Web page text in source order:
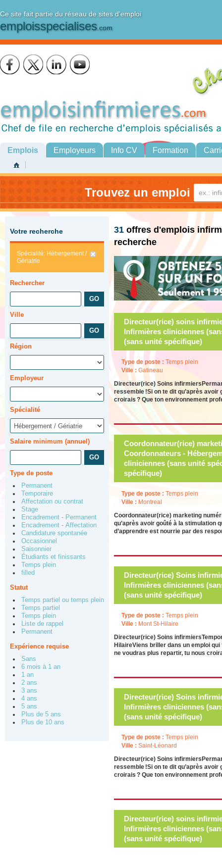
Ce site fait partie du réseau de sites d'emploi
emploisspecialises.com
Emplois Employeurs Info CV Formation
Trouvez un emploi
Votre recherche
Spécialité: Hébergement /
Gériatrie
Rechercher
Ville
Région
Employeur
Spécialité
Salaire minimum (annuel)
Type de poste
Permanent
Temporaire
Affectation ou contrat
Stage
Encadrement - Permanent
Encadrement - Affectation
Candidature spontanée
Occasionnel
Saisonnier
Étudiants et finissants
Temps plein
filled
Statut
Temps partiel ou temps plein
Temps partiel
Temps plein
Liste de rappel
Permanent
Expérience requise
Sans
6 mois à 1 an
1 an
2 ans
3 ans
4 ans
5 ans
Plus de 5 ans
Plus de 10 ans
31 offres d'emplois
recherche
Directeur(rice) soins
Infirmières cliniciennes
(sans unité spécifique)
Type de poste : Temps plein
Ville : Gatineau
Directeur(rice) Soins
ressemble !Si on te dit qu’après
croirais ? Que ton environnement
Coordonnateur(rice)
Coordonnateurs -
cliniciennes (sans unité
spécifique)
Type de poste : Temps plein
Ville : Montreal
Coordonnateur(rice) marketing
qu’après avoir goûté à la stimulation
d’apprendre est nourrie par des
Directeur(rice) Soins
Infirmières cliniciennes
(sans unité spécifique)
Type de poste : Temps plein
Ville : Mont St-Hilaire
Directeur(rice) Soins
HilaireViens briller dans un emploi
ne voudras plus repartir, tu nous
Directeur(rice) Soins
Infirmières cliniciennes
(sans unité spécifique)
Type de poste : Temps plein
Ville : Saint-Léonard
Directeur(rice) Soins
ressemble !Si on te dit qu’après
croirais ? Que ton environnement
Directeur(rice) soins
Infirmières cliniciennes
(sans unité spécifique)